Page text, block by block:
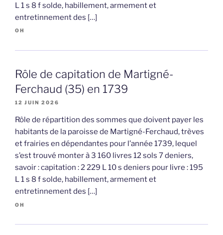
L 1 s 8 f solde, habillement, armement et
entretinnement des […]
OH
Rôle de capitation de Martigné-
Ferchaud (35) en 1739
12 JUIN 2026
Rôle de répartition des sommes que doivent payer les
habitants de la paroisse de Martigné-Ferchaud, trèves
et frairies en dépendantes pour l’année 1739, lequel
s’est trouvé monter à 3 160 livres 12 sols 7 deniers,
savoir : capitation : 2 229 L 10 s deniers pour livre : 195
L 1 s 8 f solde, habillement, armement et
entretinnement des […]
OH